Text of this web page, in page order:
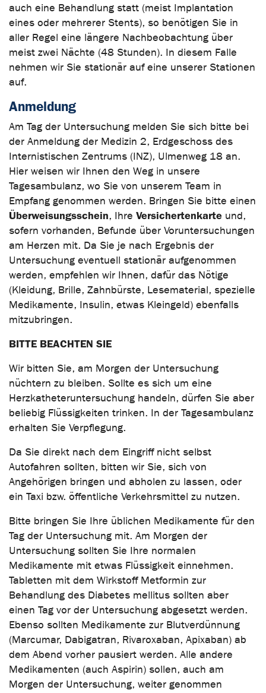
auch eine Behandlung statt (meist Implantation
eines oder mehrerer Stents), so benötigen Sie in
aller Regel eine längere Nachbeobachtung über
meist zwei Nächte (48 Stunden). In diesem Falle
nehmen wir Sie stationär auf eine unserer Stationen
auf.
Anmeldung
Am Tag der Untersuchung melden Sie sich bitte bei
der Anmeldung der Medizin 2, Erdgeschoss des
Internistischen Zentrums (INZ), Ulmenweg 18 an.
Hier weisen wir Ihnen den Weg in unsere
Tagesambulanz, wo Sie von unserem Team in
Empfang genommen werden. Bringen Sie bitte einen
Überweisungsschein, Ihre Versichertenkarte und,
sofern vorhanden, Befunde über Voruntersuchungen
am Herzen mit. Da Sie je nach Ergebnis der
Untersuchung eventuell stationär aufgenommen
werden, empfehlen wir Ihnen, dafür das Nötige
(Kleidung, Brille, Zahnbürste, Lesematerial, spezielle
Medikamente, Insulin, etwas Kleingeld) ebenfalls
mitzubringen.
BITTE BEACHTEN SIE
Wir bitten Sie, am Morgen der Untersuchung
nüchtern zu bleiben. Sollte es sich um eine
Herzkatheteruntersuchung handeln, dürfen Sie aber
beliebig Flüssigkeiten trinken. In der Tagesambulanz
erhalten Sie Verpflegung.
Da Sie direkt nach dem Eingriff nicht selbst
Autofahren sollten, bitten wir Sie, sich von
Angehörigen bringen und abholen zu lassen, oder
ein Taxi bzw. öffentliche Verkehrsmittel zu nutzen.
Bitte bringen Sie Ihre üblichen Medikamente für den
Tag der Untersuchung mit. Am Morgen der
Untersuchung sollten Sie Ihre normalen
Medikamente mit etwas Flüssigkeit einnehmen.
Tabletten mit dem Wirkstoff Metformin zur
Behandlung des Diabetes mellitus sollten aber
einen Tag vor der Untersuchung abgesetzt werden.
Ebenso sollten Medikamente zur Blutverdünnung
(Marcumar, Dabigatran, Rivaroxaban, Apixaban) ab
dem Abend vorher pausiert werden. Alle andere
Medikamenten (auch Aspirin) sollen, auch am
Morgen der Untersuchung, weiter genommen